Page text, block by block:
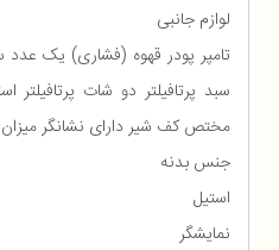
لوازم جانبی
تامپر پودر قهوه (فشاری) یک
مختص کف شیر دارای نشانگر
جنس بدنه
استیل
نمایشگر